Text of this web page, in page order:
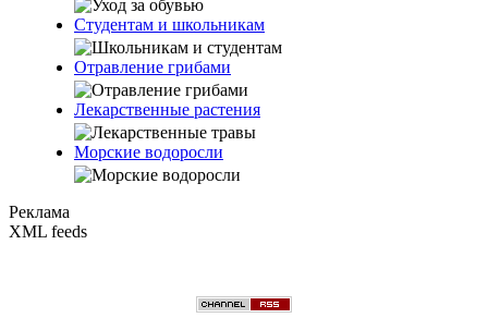
Студентам и школьникам
Отравление грибами
Лекарственные растения
Морские водоросли
Реклама
XML feeds